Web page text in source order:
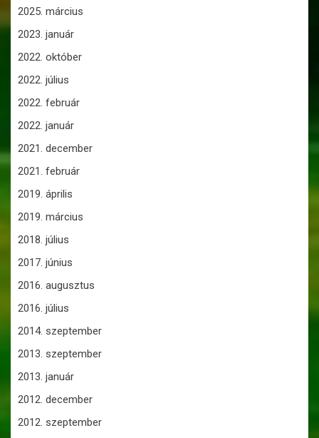
2025. március
2023. január
2022. október
2022. július
2022. február
2022. január
2021. december
2021. február
2019. április
2019. március
2018. július
2017. június
2016. augusztus
2016. július
2014. szeptember
2013. szeptember
2013. január
2012. december
2012. szeptember